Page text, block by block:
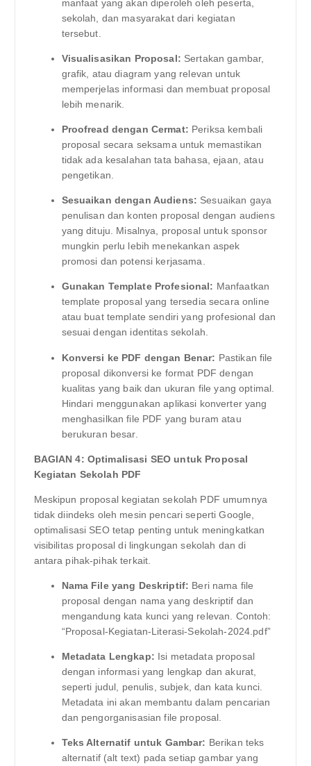
manfaat yang akan diperoleh oleh peserta,
sekolah, dan masyarakat dari kegiatan
tersebut.
Visualisasikan Proposal: Sertakan gambar,
grafik, atau diagram yang relevan untuk
memperjelas informasi dan membuat proposal
lebih menarik.
Proofread dengan Cermat: Periksa kembali
proposal secara seksama untuk memastikan
tidak ada kesalahan tata bahasa, ejaan, atau
pengetikan.
Sesuaikan dengan Audiens: Sesuaikan gaya
penulisan dan konten proposal dengan audiens
yang dituju. Misalnya, proposal untuk sponsor
mungkin perlu lebih menekankan aspek
promosi dan potensi kerjasama.
Gunakan Template Profesional: Manfaatkan
template proposal yang tersedia secara online
atau buat template sendiri yang profesional dan
sesuai dengan identitas sekolah.
Konversi ke PDF dengan Benar: Pastikan file
proposal dikonversi ke format PDF dengan
kualitas yang baik dan ukuran file yang optimal.
Hindari menggunakan aplikasi konverter yang
menghasilkan file PDF yang buram atau
berukuran besar.
BAGIAN 4: Optimalisasi SEO untuk Proposal
Kegiatan Sekolah PDF
Meskipun proposal kegiatan sekolah PDF umumnya
tidak diindeks oleh mesin pencari seperti Google,
optimalisasi SEO tetap penting untuk meningkatkan
visibilitas proposal di lingkungan sekolah dan di
antara pihak-pihak terkait.
Nama File yang Deskriptif: Beri nama file
proposal dengan nama yang deskriptif dan
mengandung kata kunci yang relevan. Contoh:
“Proposal-Kegiatan-Literasi-Sekolah-2024.pdf”
Metadata Lengkap: Isi metadata proposal
dengan informasi yang lengkap dan akurat,
seperti judul, penulis, subjek, dan kata kunci.
Metadata ini akan membantu dalam pencarian
dan pengorganisasian file proposal.
Teks Alternatif untuk Gambar: Berikan teks
alternatif (alt text) pada setiap gambar yang